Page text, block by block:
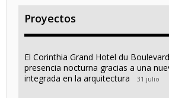
Proyectos
El Corinthia Grand Hotel du
presencia nocturna gracias a una
integrada en la arquitectura
31 julio